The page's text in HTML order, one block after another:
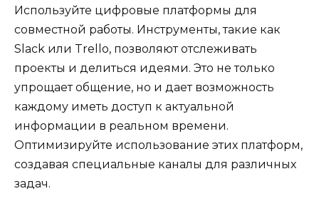
Используйте цифровые платформы для
совместной работы. Инструменты, такие как
Slack или Trello, позволяют отслеживать
проекты и делиться идеями. Это не только
упрощает общение, но и дает возможность
каждому иметь доступ к актуальной
информации в реальном времени.
Оптимизируйте использование этих платформ,
создавая специальные каналы для различных
задач.